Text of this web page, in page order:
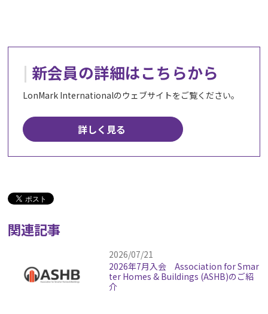
新会員の詳細はこちらから
LonMark Internationalのウェブサイトをご覧ください。
詳しく見る
関連記事
2026/07/21
2026年7月入会 Association for Smar
ter Homes & Buildings (ASHB)のご紹
介